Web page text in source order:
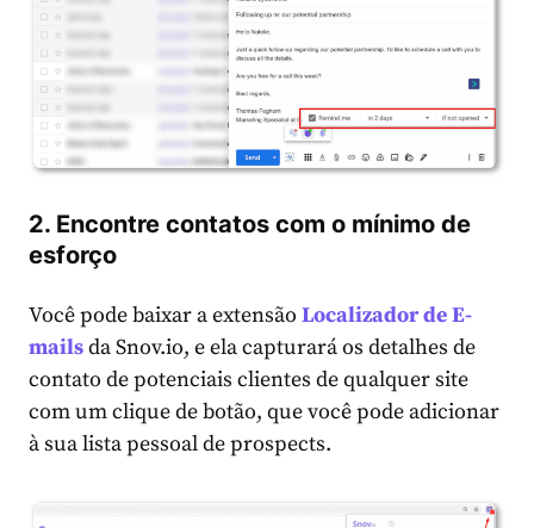
2. Encontre contatos com o mínimo de
esforço
Você pode baixar a extensão Localizador de E-
mailsda Snov.io, e ela capturará os detalhes de
contato de potenciais clientes de qualquer site
com um clique de botão, que você pode adicionar
à sua lista pessoal de prospects.